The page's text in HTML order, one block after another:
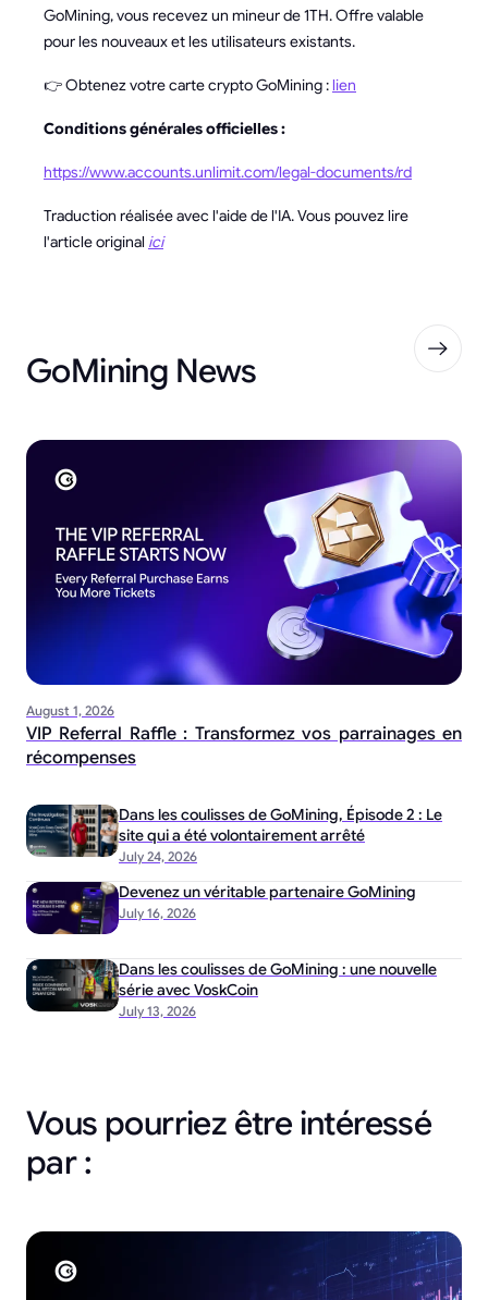
GoMining, vous recevez un mineur de 1TH. Offre valable
pour les nouveaux et les utilisateurs existants.
👉 Obtenez votre carte crypto GoMining :lien
Conditions générales officielles :
https://www.accounts.unlimit.com/legal-documents/rd
Traduction réalisée avec l'aide de l'IA. Vous pouvez lire
l'article original ici
GoMining News
August 1, 2026
VIP Referral Raffle : Transformez vos parrainages en
récompenses
July 24, 2026
Dans les coulisses de GoMining, Épisode 2 : Le
site qui a été volontairement arrêté
July 16, 2026
Devenez un véritable partenaire GoMining
July 13, 2026
Dans les coulisses de GoMining : une nouvelle
série avec VoskCoin
Vous pourriez être intéressé
par :